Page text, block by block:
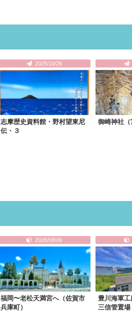
2025/10/26
志摩歴史資料館・野村望東尼
伝・３
御崎神社（
2026/08/06
福岡〜老松天満宮へ（佐賀市
兵庫町）
豊川海軍
三信管置場